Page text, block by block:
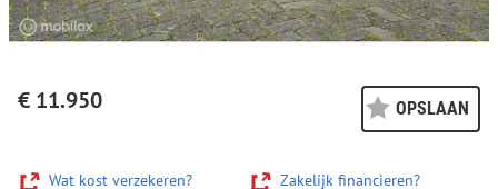
€ 11.950 OPSLAAN
Wat kost verzekeren? Zakelijk financieren?